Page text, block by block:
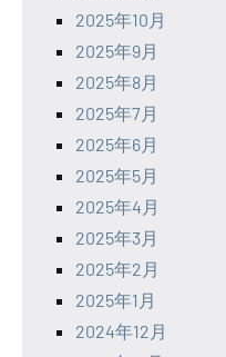
2025年10月
2025年9月
2025年8月
2025年7月
2025年6月
2025年5月
2025年4月
2025年3月
2025年2月
2025年1月
2024年12月